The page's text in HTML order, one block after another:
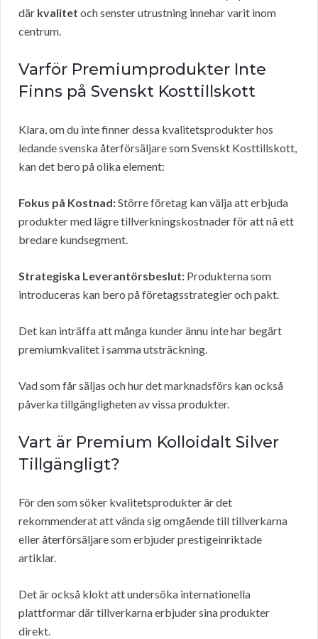
där kvalitet och senster utrustning innehar varit inom
centrum.
Varför Premiumprodukter Inte
Finns på Svenskt Kosttillskott
Klara, om du inte finner dessa kvalitetsprodukter hos
ledande svenska återförsäljare som Svenskt Kosttillskott,
kan det bero på olika element:
Fokus på Kostnad:Större företag kan välja att erbjuda
produkter med lägre tillverkningskostnader för att nå ett
bredare kundsegment.
Strategiska Leverantörsbeslut: Produkterna som
introduceras kan bero på företagsstrategier och pakt.
Det kan inträffa att många kunder ännu inte har begärt
premiumkvalitet i samma utsträckning.
Vad som får säljas och hur det marknadsförs kan också
påverka tillgängligheten av vissa produkter.
Vart är Premium Kolloidalt Silver
Tillgängligt?
För den som söker kvalitetsprodukter är det
rekommenderat att vända sig omgående till tillverkarna
eller återförsäljare som erbjuder prestigeinriktade
artiklar.
Det är också klokt att undersöka internationella
plattformar där tillverkarna erbjuder sina produkter
direkt.